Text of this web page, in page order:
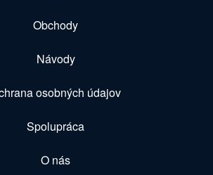
Obchody
Návody
osobných údajov
Spolupráca
O nás